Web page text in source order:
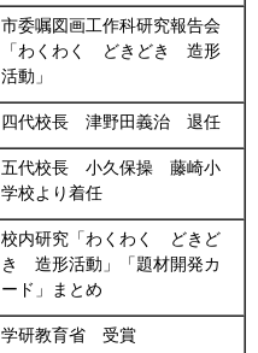
市委嘱図画工作科研究報告会
「わくわく どきどき 造形
活動」
四代校長 津野田義治 退任
五代校長 小久保操 藤崎小
学校より着任
校内研究「わくわく どきど
き 造形活動」「題材開発カ
ード」まとめ
学研教育省 受賞